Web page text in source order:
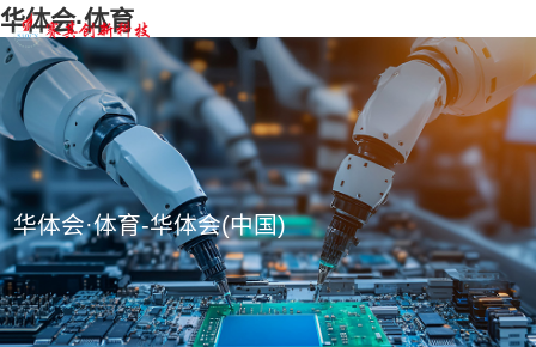
华体会·体育
华体会·体育-华体会(中国)